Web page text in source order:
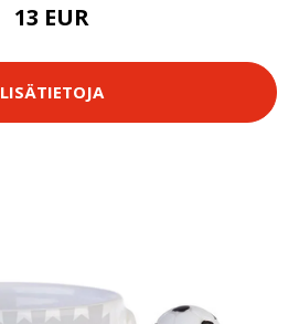
13 EUR
LISÄTIETOJA